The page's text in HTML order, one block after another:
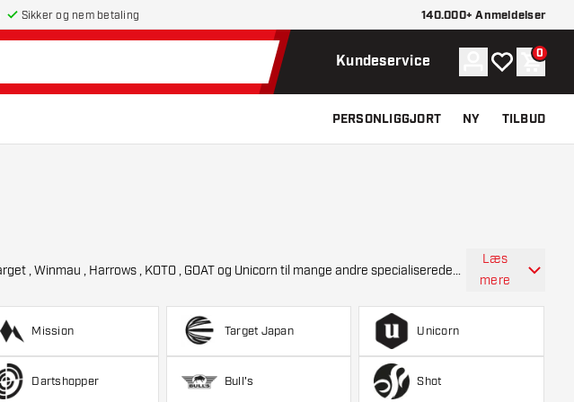
Sikker og nem betaling 140.000+ Anmeldelser
Kundeservice Konto
Min 0
PERSONLIGGJORT NY TILBUD
Læs
mere
Mission
Dartshopper
Target Japan
Bull's
Unicorn
Shot